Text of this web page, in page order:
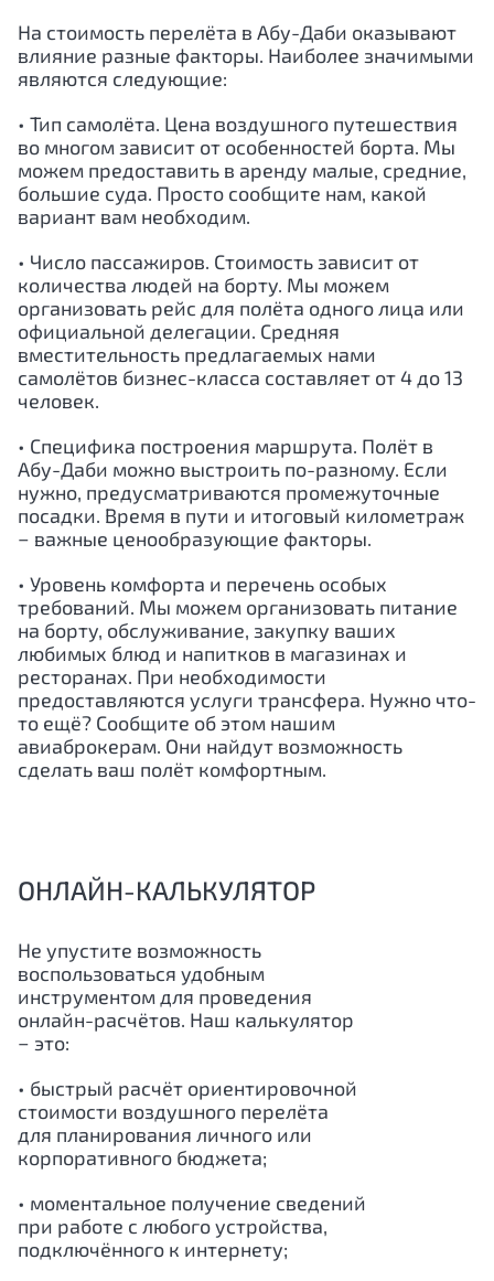
На стоимость перелёта в Абу-Даби оказывают
влияние разные факторы. Наиболее значимыми
являются следующие:
• Тип самолёта. Цена воздушного путешествия
во многом зависит от особенностей борта. Мы
можем предоставить в аренду малые, средние,
большие суда. Просто сообщите нам, какой
вариант вам необходим.
• Число пассажиров. Стоимость зависит от
количества людей на борту. Мы можем
организовать рейс для полёта одного лица или
официальной делегации. Средняя
вместительность предлагаемых нами
самолётов бизнес-класса составляет от 4 до 13
человек.
• Специфика построения маршрута. Полёт в
Абу-Даби можно выстроить по-разному. Если
нужно, предусматриваются промежуточные
посадки. Время в пути и итоговый километраж
− важные ценообразующие факторы.
• Уровень комфорта и перечень особых
требований. Мы можем организовать питание
на борту, обслуживание, закупку ваших
любимых блюд и напитков в магазинах и
ресторанах. При необходимости
предоставляются услуги трансфера. Нужно что-
то ещё? Сообщите об этом нашим
авиаброкерам. Они найдут возможность
сделать ваш полёт комфортным.
ОНЛАЙН-КАЛЬКУЛЯТОР
Не упустите возможность
воспользоваться удобным
инструментом для проведения
онлайн-расчётов. Наш калькулятор
− это:
• быстрый расчёт ориентировочной
стоимости воздушного перелёта
для планирования личного или
корпоративного бюджета;
• моментальное получение сведений
при работе с любого устройства,
подключённого к интернету;